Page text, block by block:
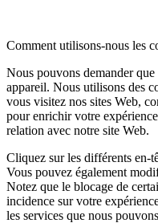
Comment utilisons-nous les
Nous pouvons demander
appareil. Nous utilisons des
vous visitez nos sites Web,
pour enrichir votre
relation avec notre site Web.
Cliquez sur les différents en-
Vous pouvez également
Notez que le blocage de
incidence sur votre
les services que nous